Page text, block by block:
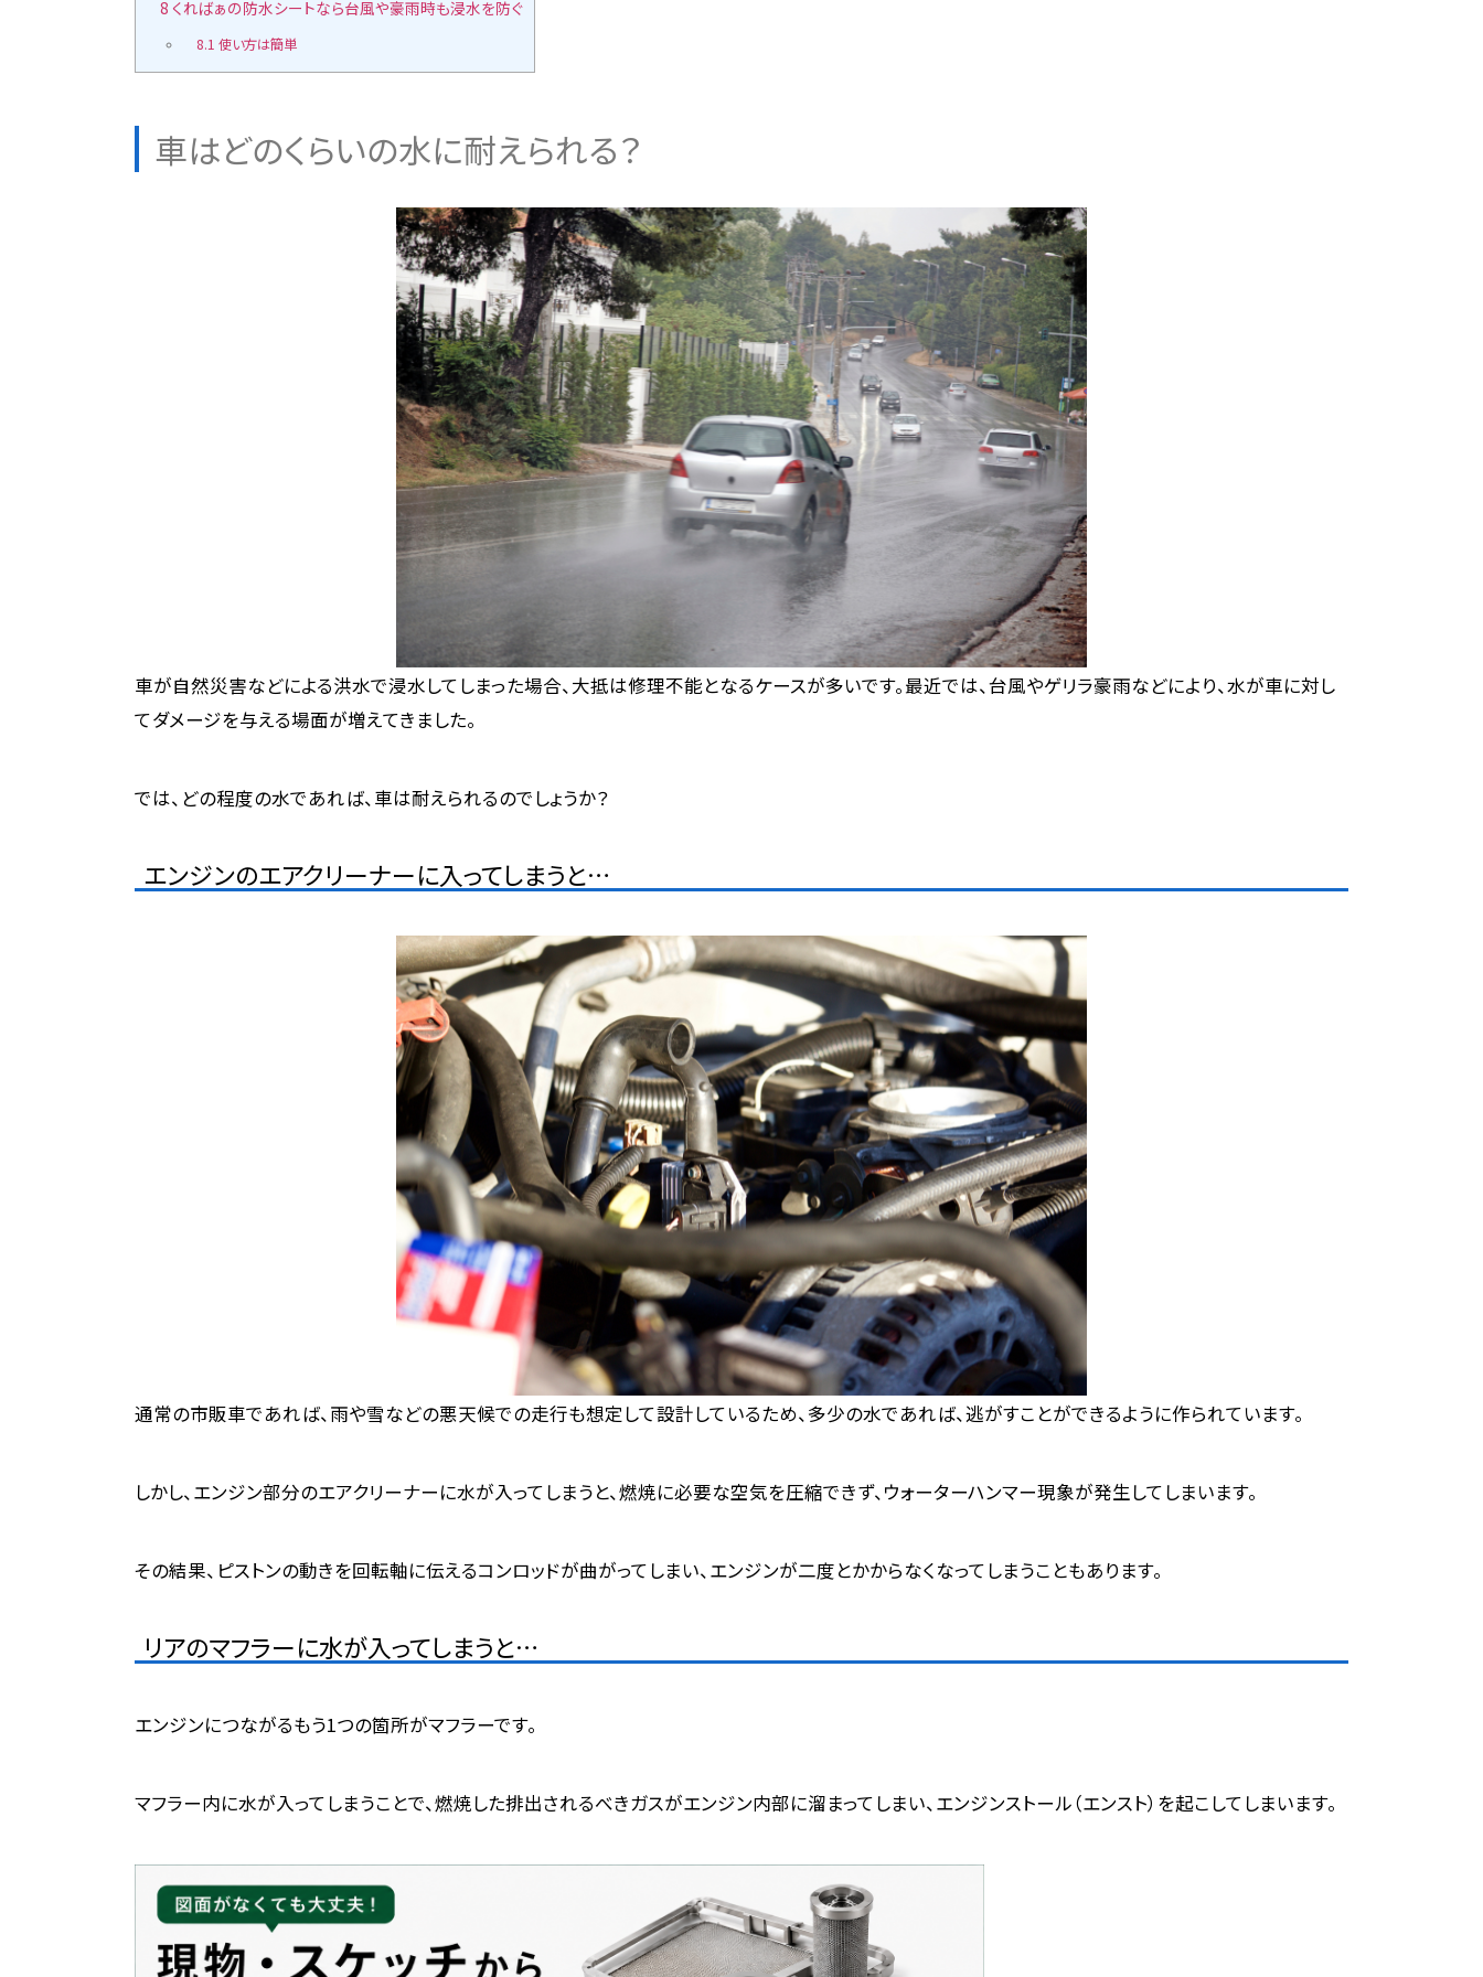
8 くればぁの防水シートなら台風や豪雨時も浸水を防ぐ
8.1 使い方は簡単
車はどのくらいの水に耐えられる？
車が自然災害などによる洪水で浸水してしまった場合、大抵は修理不能となるケースが多いです。最近では、台風やゲリラ豪雨などにより、水が車に対し
てダメージを与える場面が増えてきました。
では、どの程度の水であれば、車は耐えられるのでしょうか？
エンジンのエアクリーナーに入ってしまうと…
通常の市販車であれば、雨や雪などの悪天候での走行も想定して設計しているため、多少の水であれば、逃がすことができるように作られています。
しかし、エンジン部分のエアクリーナーに水が入ってしまうと、燃焼に必要な空気を圧縮できず、ウォーターハンマー現象が発生してしまいます。
その結果、ピストンの動きを回転軸に伝えるコンロッドが曲がってしまい、エンジンが二度とかからなくなってしまうこともあります。
リアのマフラーに水が入ってしまうと…
エンジンにつながるもう1つの箇所がマフラーです。
マフラー内に水が入ってしまうことで、燃焼した排出されるべきガスがエンジン内部に溜まってしまい、エンジンストール（エンスト）を起こしてしまいます。